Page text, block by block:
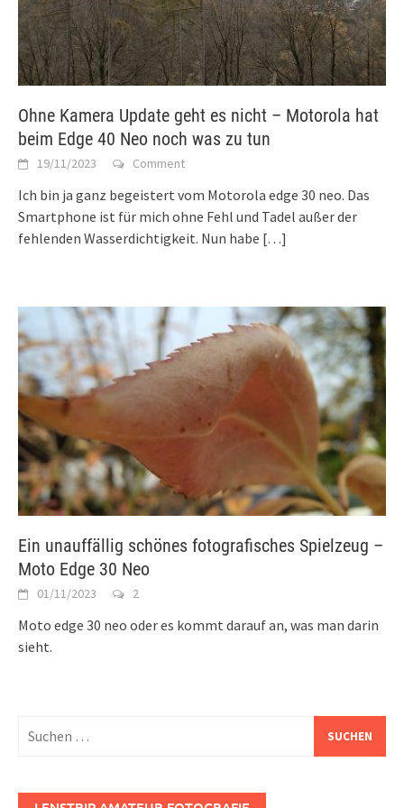
Ohne Kamera Update geht es nicht – Motorola hat
beim Edge 40 Neo noch was zu tun
19/11/2023 Comment
Ich bin ja ganz begeistert vom Motorola edge 30 neo. Das
Smartphone ist für mich ohne Fehl und Tadel außer der
fehlenden Wasserdichtigkeit. Nun habe […]
Ein unauffällig schönes fotografisches Spielzeug –
Moto Edge 30 Neo
01/11/2023 2
Moto edge 30 neo oder es kommt darauf an, was man darin
sieht.
nach: